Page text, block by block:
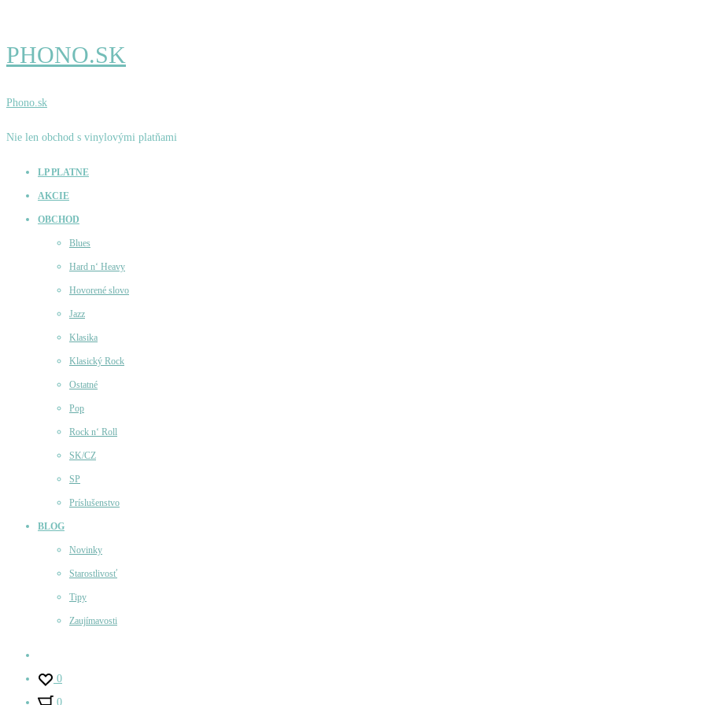
PHONO.SK
Phono.sk
Nie len obchod s vinylovými platňami
LP PLATNE
AKCIE
OBCHOD
Blues
Hard n‘ Heavy
Hovorené slovo
Jazz
Klasika
Klasický Rock
Ostatné
Pop
Rock n‘ Roll
SK/CZ
SP
Príslušenstvo
BLOG
Novinky
Starostlivosť
Tipy
Zaujímavosti
0
0